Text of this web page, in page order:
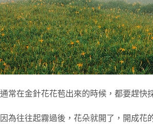
通常在金針花花苞出來的時候，都要趕快
因為往往起霧過後，花朵就開了，開成花